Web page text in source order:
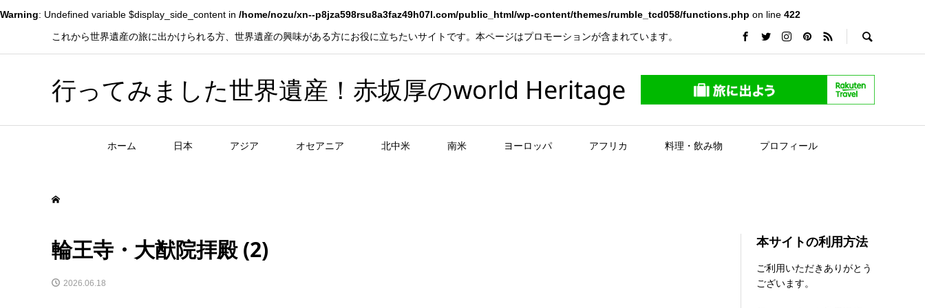
Warning: Undefined variable $display_side_content in /home/nozu/xn--p8jza598rsu8a3faz49h07l.com/public_html/wp-content/themes/rumble_tcd058/functions.php on line 422
これから世界遺産の旅に出かけられる方、世界遺産の興味がある方にお役に立ちたいサイトです。本ページはプロモーションが含まれています。
行ってみました世界遺産！赤坂厚のworld Heritage
ホーム 日本 アジア オセアニア 北中米 南米 ヨーロッパ アフリカ 料理・飲み物 プロフィール
輪王寺・大猷院拝殿 (2)
2026.06.18
本サイトの利用方法
ご利用いただきありがとう
ございます。